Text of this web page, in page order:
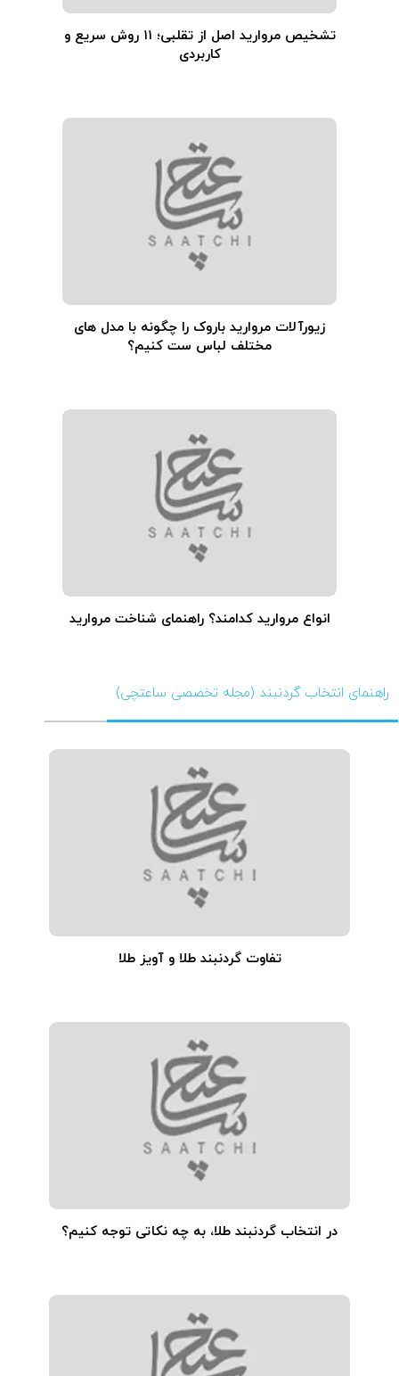
تشخیص مروارید اصل از تقلبی؛ ۱۱ روش سریع و
کاربردی
زیورآلات مروارید باروک را چگونه با مدل های
مختلف لباس ست کنیم؟
انواع مروارید کدامند؟ راهنمای شناخت مروارید
راهنمای انتخاب گردنبند (مجله تخصصی ساعتچی)
تفاوت گردنبند طلا و آویز طلا
در انتخاب گردنبند طلا‌، به چه نکاتی توجه کنیم؟